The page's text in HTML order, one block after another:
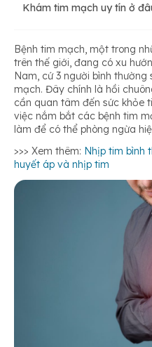
Bệnh cơ tim
Dị tật tim bẩm sinh
Bệnh động mạch vành
Khám tim mạch uy tín ở
Bệnh tim mạch, một trong
trên thế giới, đang có xu
Nam, cứ 3 người bình
mạch. Đây chính là hồi
cần quan tâm đến sức khỏe
việc nắm bắt các bệnh tim
làm để có thể phòng ngừa
>>> Xem thêm: Nhịp tim bình
huyết áp và nhịp tim